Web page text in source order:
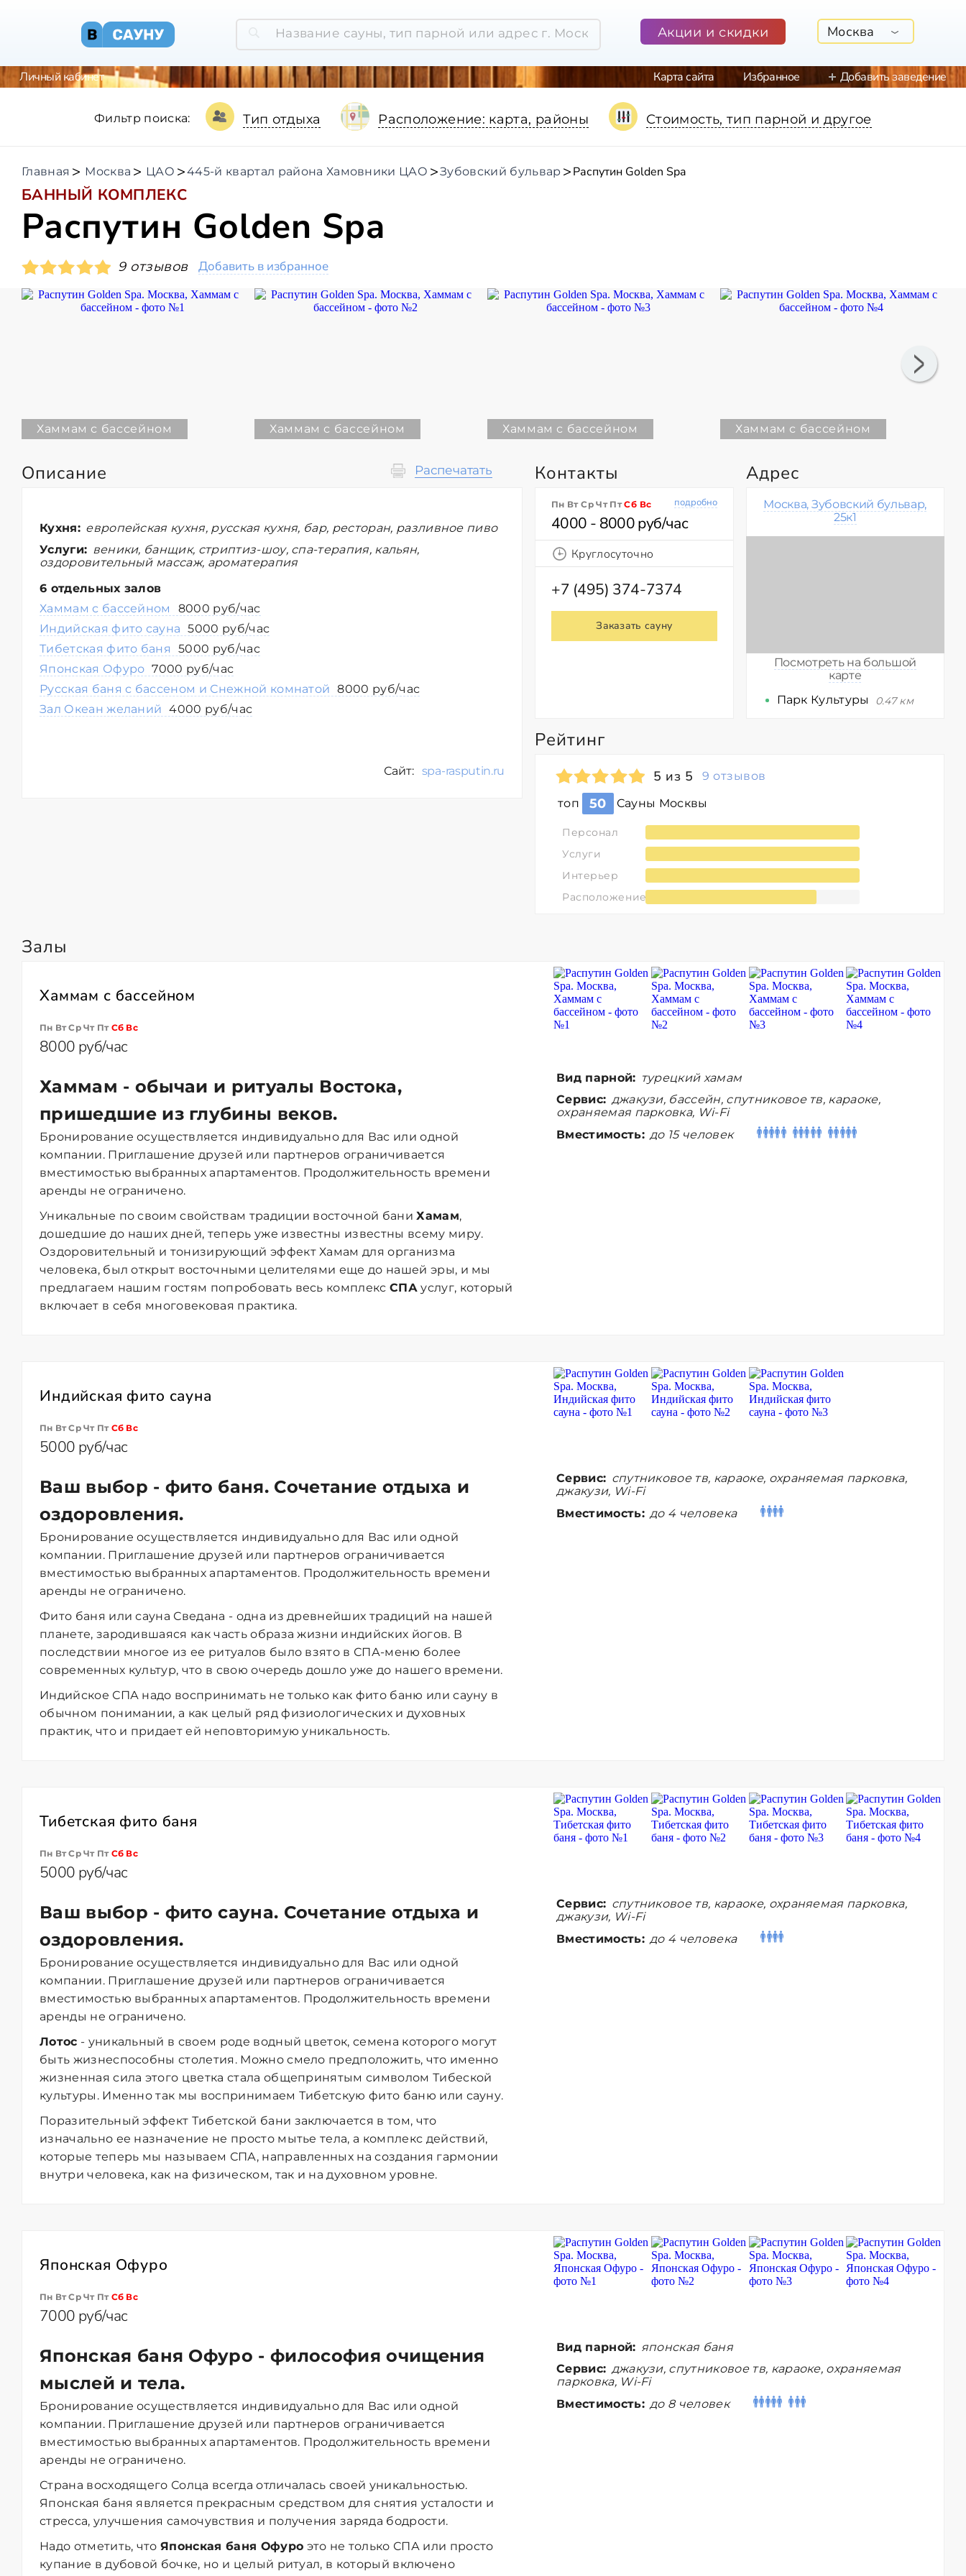
Акции и скидки Москва
Личный кабинет Карта сайта Избранное Добавить заведение
Фильтр поиска: Тип отдыха Расположение: карта, районы Стоимость, тип парной и другое
Главная Москва ЦАО 445-й квартал района Хамовники ЦАО Зубовский бульвар Распутин Golden Spa
БАННЫЙ КОМПЛЕКС
Распутин Golden Spa
9 отзывов Добавить в избранное
Хаммам с бассейном Хаммам с бассейном Хаммам с бассейном Хаммам с бассейном
Описание Распечатать
Кухня: европейская кухня, русская кухня, бар, ресторан, разливное пиво
Услуги: веники, банщик, стриптиз-шоу, спа-терапия, кальян,
оздоровительный массаж, ароматерапия
6 отдельных залов
Хаммам с бассейном
8000 руб/час
Индийская фито сауна
5000 руб/час
Тибетская фито баня
5000 руб/час
Японская Офуро 7000 руб/час
Русская баня с бассеном и Снежной комнатой
8000 руб/час
Зал Океан желаний
4000 руб/час
Сайт: spa-rasputin.ru
Контакты
подробно
Пн Вт Ср Чт ПтСб Вс
4000 - 8000 руб/час
Круглосуточно
+7 (495) 374-7374
Заказать сауну
Адрес
Москва, Зубовский бульвар,
25к1
Посмотреть на большой
карте
Парк Культуры
0.47 км
Рейтинг
5 из 5
9 отзывов
топ
50 Сауны Москвы
Персонал
Услуги
Интерьер
Расположение
Залы
Хаммам с бассейном
Пн Вт Ср Чт Пт Сб Вс
8000 руб/час
Хаммам - обычаи и ритуалы Востока,
пришедшие из глубины веков.
Бронирование осуществляется индивидуально для Вас или одной
компании. Приглашение друзей или партнеров ограничивается
вместимостью выбранных апартаментов. Продолжительность времени
аренды не ограничено.
Уникальные по своим свойствам традиции восточной баниХамам,
дошедшие до наших дней, теперь уже известны известны всему миру.
Оздоровительный и тонизирующий эффект Хамам для организма
человека, был открыт восточными целителями еще до нашей эры, и мы
предлагаем нашим гостям попробовать весь комплексСПА услуг, который
включает в себя многовековая практика.
Вид парной: турецкий хамам
Сервис: джакузи, бассейн, спутниковое тв, караоке,
охраняемая парковка, Wi-Fi
Вместимость: до 15 человек
Индийская фито сауна
Пн Вт Ср Чт Пт Сб Вс
5000 руб/час
Ваш выбор - фито баня. Сочетание отдыха и
оздоровления.
Бронирование осуществляется индивидуально для Вас или одной
компании. Приглашение друзей или партнеров ограничивается
вместимостью выбранных апартаментов. Продолжительность времени
аренды не ограничено.
Фито баня или сауна Сведана - одна из древнейших традиций на нашей
планете, зародившаяся как часть образа жизни индийских йогов. В
последствии многое из ее ритуалов было взято в СПА-меню более
современных культур, что в свою очередь дошло уже до нашего времени.
Индийское СПА надо воспринимать не только как фито баню или сауну в
обычном понимании, а как целый ряд физиологических и духовных
практик, что и придает ей неповторимую уникальность.
Сервис: спутниковое тв, караоке, охраняемая парковка,
джакузи, Wi-Fi
Вместимость: до 4 человека
Тибетская фито баня
Пн Вт Ср Чт Пт Сб Вс
5000 руб/час
Ваш выбор - фито сауна. Сочетание отдыха и
оздоровления.
Бронирование осуществляется индивидуально для Вас или одной
компании. Приглашение друзей или партнеров ограничивается
вместимостью выбранных апартаментов. Продолжительность времени
аренды не ограничено.
Лотос - уникальный в своем роде водный цветок, семена которого могут
быть жизнеспособны столетия. Можно смело предположить, что именно
жизненная сила этого цветка стала общепринятым символом Тибеской
культуры. Именно так мы воспринимаем Тибетскую фито баню или сауну.
Поразительный эффект Тибетской бани заключается в том, что
изначально ее назначение не просто мытье тела, а комплекс действий,
которые теперь мы называем СПА, направленных на создания гармонии
внутри человека, как на физическом, так и на духовном уровне.
Сервис: спутниковое тв, караоке, охраняемая парковка,
джакузи, Wi-Fi
Вместимость: до 4 человека
Японская Офуро
Пн Вт Ср Чт Пт Сб Вс
7000 руб/час
Японская баня Офуро - философия очищения
мыслей и тела.
Бронирование осуществляется индивидуально для Вас или одной
компании. Приглашение друзей или партнеров ограничивается
вместимостью выбранных апартаментов. Продолжительность времени
аренды не ограничено.
Страна восходящего Солца всегда отличалась своей уникальностью.
Японская баня является прекрасным средством для снятия усталости и
стресса, улучшения самочувствия и получения заряда бодрости.
Надо отметить, чтоЯпонская баня Офуро это не только СПА или просто
купание в дубовой бочке, но и целый ритуал, в который включено
Вид парной: японская баня
Сервис: джакузи, спутниковое тв, караоке, охраняемая
парковка, Wi-Fi
Вместимость: до 8 человек